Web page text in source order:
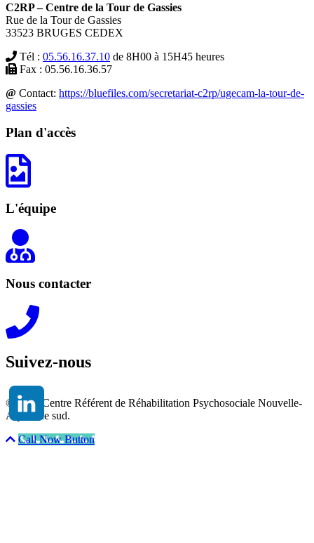
C2RP – Centre de la Tour de Gassies
Rue de la Tour de Gassies
33523 BRUGES CEDEX
Tél : 05.56.16.37.10 de 8H00 à 15H45 heures
Fax : 05.56.16.36.57
@ Contact: https://bluefiles.com/secretariat-c2rp/ugecam-la-tour-de-
gassies
Plan d'accès
L'équipe
Nous contacter
Suivez-nous
© 2026 Centre Référent de Réhabilitation Psychosociale Nouvelle-
Aquitaine sud.
Call Now Button